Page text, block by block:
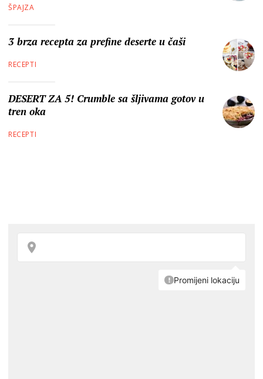
ŠPAJZA
3 brza recepta za prefine deserte u čaši
RECEPTI
DESERT ZA 5! Crumble sa šljivama gotov u
tren oka
RECEPTI